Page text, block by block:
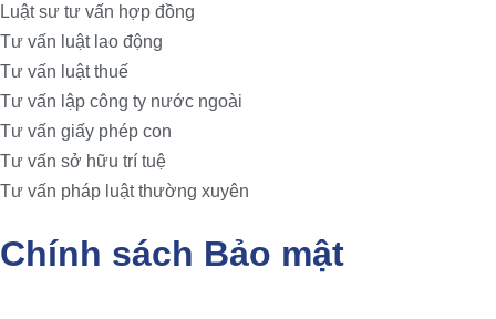
Luật sư tư vấn hợp đồng
Tư vấn luật lao động
Tư vấn luật thuế
Tư vấn lập công ty nước ngoài
Tư vấn giấy phép con
Tư vấn sở hữu trí tuệ
Tư vấn pháp luật thường xuyên
Chính sách Bảo mật